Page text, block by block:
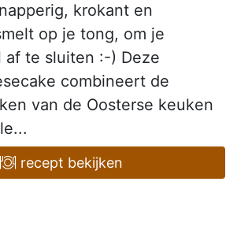
krokant en
op je tong, om je
af te sluiten :-) Deze
combineert de
van de Oosterse keuken
recept bekijken